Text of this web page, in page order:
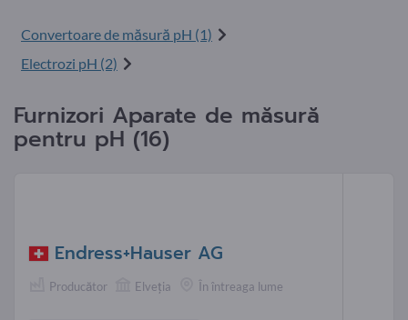
Convertoare de măsură pH (1)
Electrozi pH (2)
Furnizori Aparate de măsură
pentru pH (16)
Endress+Hauser AG
Producător Elveţia În întreaga lume